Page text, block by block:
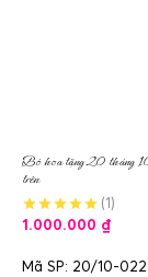
Bó hoa tặng 20 tháng 10
trên
(1)
1.000.000 ₫
Mã SP: 20/10-022